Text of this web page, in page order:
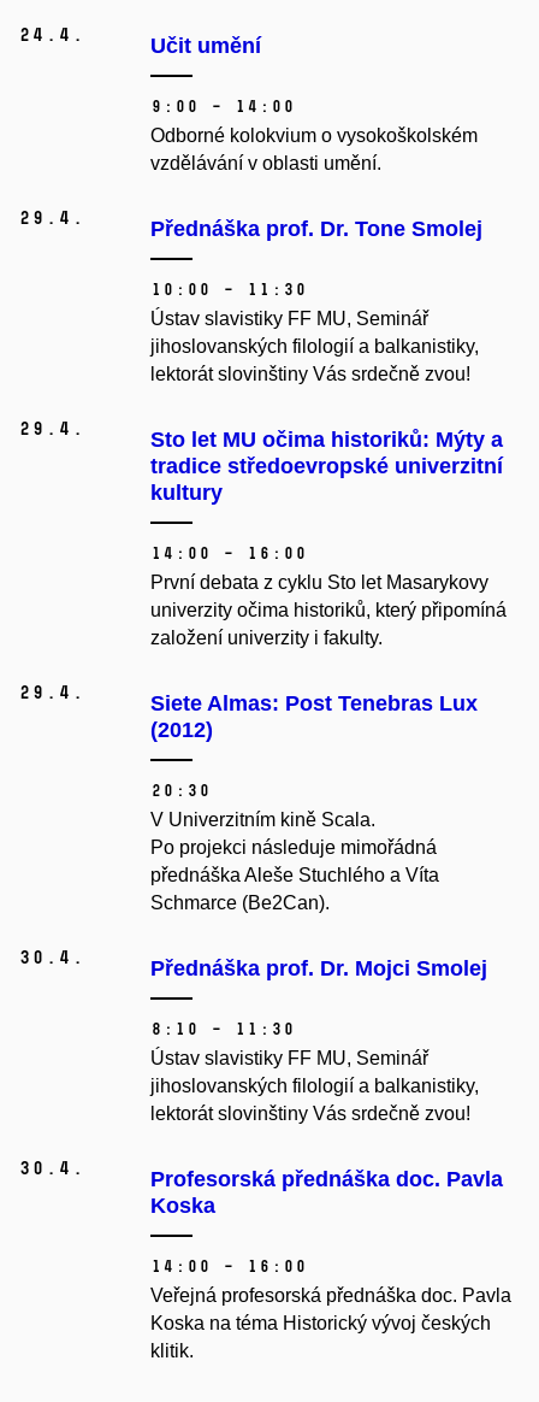
24. 4. Učit umění
9:00 – 14:00
Odborné kolokvium o vysokoškolském
vzdělávání v oblasti umění.
29. 4. Přednáška prof. Dr. Tone Smolej
10:00 – 11:30
Ústav slavistiky FF MU, Seminář
jihoslovanských filologií a balkanistiky,
lektorát slovinštiny Vás srdečně zvou!
29. 4.
Sto let MU očima historiků: Mýty a
tradice středoevropské univerzitní
kultury
14:00 – 16:00
První debata z cyklu Sto let Masarykovy
univerzity očima historiků, který připomíná
založení univerzity i fakulty.
29. 4.
Siete Almas: Post Tenebras Lux
(2012)
20:30
V Univerzitním kině Scala.
Po projekci následuje mimořádná
přednáška Aleše Stuchlého a Víta
Schmarce (Be2Can).
30. 4. Přednáška prof. Dr. Mojci Smolej
8:10 – 11:30
Ústav slavistiky FF MU, Seminář
jihoslovanských filologií a balkanistiky,
lektorát slovinštiny Vás srdečně zvou!
30. 4.
Profesorská přednáška doc. Pavla
Koska
14:00 – 16:00
Veřejná profesorská přednáška doc. Pavla
Koska na téma Historický vývoj českých
klitik.